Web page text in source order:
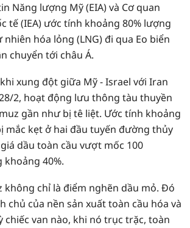
Năng lượng Mỹ (EIA) và Cơ quan
tế (IEA) ước tính khoảng 80% lượng
hóa lỏng (LNG) đi qua Eo biển
chuyển tới châu Á.
xung đột giữa Mỹ - Israel với Iran
2, hoạt động lưu thông tàu thuyền
gần như bị tê liệt. Ước tính khoảng
mắc kẹt ở hai đầu tuyến đường thủy
dầu toàn cầu vượt mốc 100
khoảng 40%.
không chỉ là điểm nghẽn dầu mỏ. Đó
chủ của nền sản xuất toàn cầu hóa và
chiếc van nào, khi nó trục trặc, toàn